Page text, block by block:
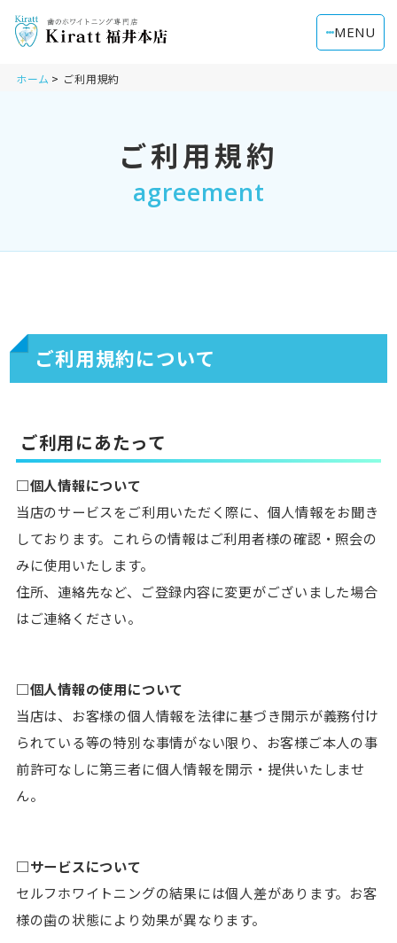
MENU
ホーム ご利用規約
ご利用規約
agreement
ご利用規約について
ご利用にあたって
□個人情報について
当店のサービスをご利用いただく際に、個人情報をお聞き
しております。これらの情報はご利用者様の確認・照会の
みに使用いたします。
住所、連絡先など、ご登録内容に変更がございました場合
はご連絡ください。
□個人情報の使用について
当店は、お客様の個人情報を法律に基づき開示が義務付け
られている等の特別な事情がない限り、お客様ご本人の事
前許可なしに第三者に個人情報を開示・提供いたしませ
ん。
□サービスについて
セルフホワイトニングの結果には個人差があります。お客
様の歯の状態により効果が異なります。